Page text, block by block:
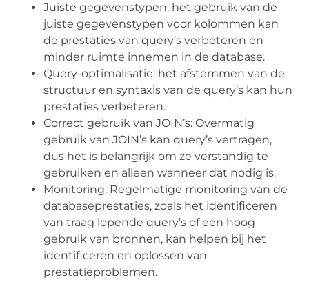
Juiste gegevenstypen: het gebruik van de
juiste gegevenstypen voor kolommen kan
de prestaties van query’s verbeteren en
minder ruimte innemen in de database.
Query-optimalisatie: het afstemmen van de
structuur en syntaxis van de query’s kan hun
prestaties verbeteren.
Correct gebruik van JOIN’s: Overmatig
gebruik van JOIN’s kan query’s vertragen,
dus het is belangrijk om ze verstandig te
gebruiken en alleen wanneer dat nodig is.
Monitoring: Regelmatige monitoring van de
databaseprestaties, zoals het identificeren
van traag lopende query’s of een hoog
gebruik van bronnen, kan helpen bij het
identificeren en oplossen van
prestatieproblemen.